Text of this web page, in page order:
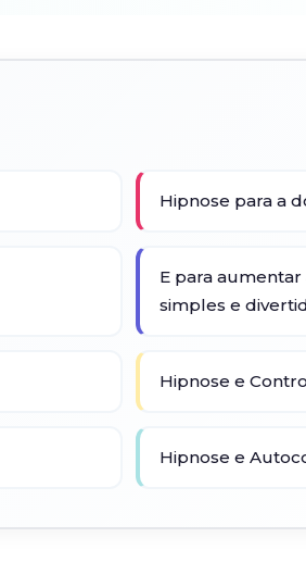
Hipnose para a
E para
simples e
Hipnose e
Hipnose e